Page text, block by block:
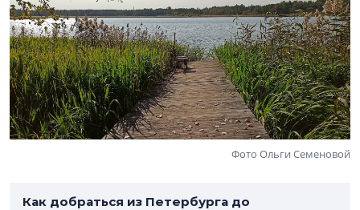
Фото Ольги Семеновой
Как добраться из Петербурга до